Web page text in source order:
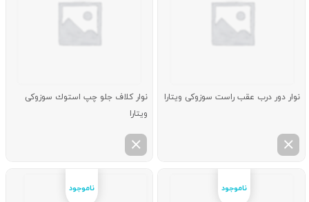
نوار دور درب عقب راست سوزوکی ویتارا
نوار كلاف جلو چپ استوك سوزوکی
ویتارا